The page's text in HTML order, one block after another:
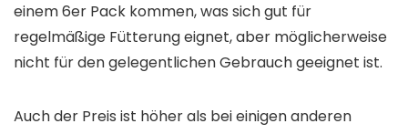
einem 6er Pack kommen, was sich gut für
regelmäßige Fütterung eignet, aber möglicherweise
nicht für den gelegentlichen Gebrauch geeignet ist.
Auch der Preis ist höher als bei einigen anderen